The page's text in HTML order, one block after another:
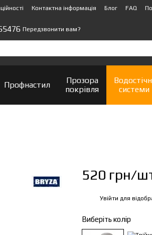
Контактна інформація Блог FAQ
Передзвонити вам?
Профнастил
Прозора
покрівля
системи
520 грн/
Увійти для
Виберіть колір